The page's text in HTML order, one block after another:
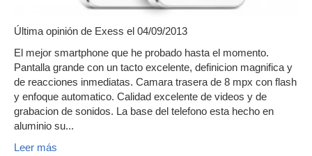
Última opinión de Exess el 04/09/2013
El mejor smartphone que he probado hasta el momento.
Pantalla grande con un tacto excelente, definicion magnifica y
de reacciones inmediatas. Camara trasera de 8 mpx con flash
y enfoque automatico. Calidad excelente de videos y de
grabacion de sonidos. La base del telefono esta hecho en
aluminio su...
Leer más